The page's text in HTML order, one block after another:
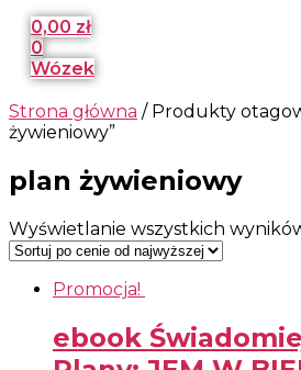
0,00 zł
0
Wózek
Strona główna / Produkty
żywieniowy”
plan żywieniowy
Wyświetlanie wszystkich
Promocja!
ebook